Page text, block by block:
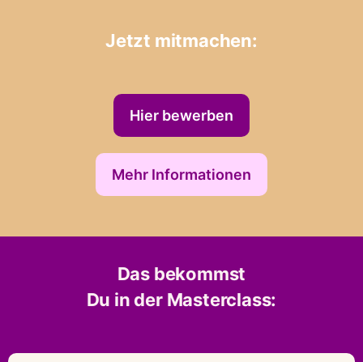
Jetzt mitmachen:
Hier bewerben
Mehr Informationen
Das bekommst
Du in der Masterclass: